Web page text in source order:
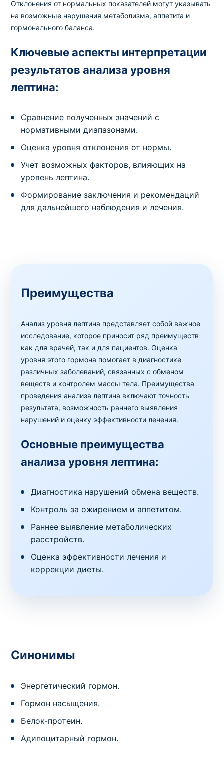
Отклонения от нормальных показателей могут указывать
на возможные нарушения метаболизма, аппетита и
гормонального баланса.
Ключевые аспекты интерпретации
результатов анализа уровня
лептина:
Сравнение полученных значений с
нормативными диапазонами.
Оценка уровня отклонения от нормы.
Учет возможных факторов, влияющих на
уровень лептина.
Формирование заключения и рекомендаций
для дальнейшего наблюдения и лечения.
Преимущества
Анализ уровня лептина представляет собой важное
исследование, которое приносит ряд преимуществ
как для врачей, так и для пациентов. Оценка
уровня этого гормона помогает в диагностике
различных заболеваний, связанных с обменом
веществ и контролем массы тела. Преимущества
проведения анализа лептина включают точность
результата, возможность раннего выявления
нарушений и оценку эффективности лечения.
Основные преимущества
анализа уровня лептина:
Диагностика нарушений обмена веществ.
Контроль за ожирением и аппетитом.
Раннее выявление метаболических
расстройств.
Оценка эффективности лечения и
коррекции диеты.
Синонимы
Энергетический гормон.
Гормон насыщения.
Белок-протеин.
Адипоцитарный гормон.